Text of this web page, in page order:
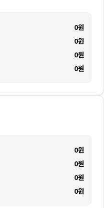
0원
0원
0원
0원
0원
0원
0원
0원